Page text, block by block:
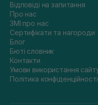
Відповіді на запитання
Про нас
ЗМІ про нас
Сертифікати та нагороди
Блог
Бюті словник
Контакти
Умови використання
Політика конфіденційності